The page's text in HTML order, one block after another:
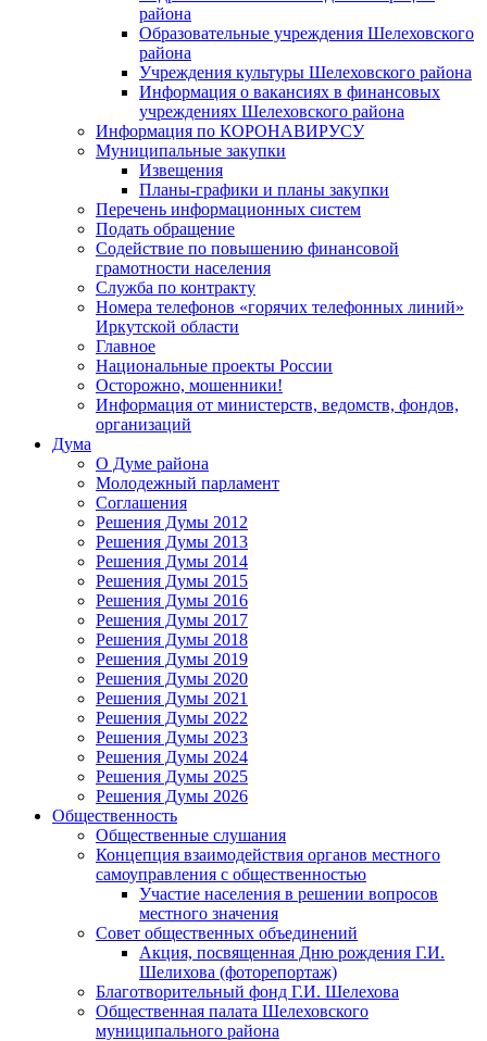
района
Образовательные учреждения Шелеховского
района
Учреждения культуры Шелеховского района
Информация о вакансиях в финансовых
учреждениях Шелеховского района
Информация по КОРОНАВИРУСУ
Муниципальные закупки
Извещения
Планы-графики и планы закупки
Перечень информационных систем
Подать обращение
Содействие по повышению финансовой
грамотности населения
Служба по контракту
Номера телефонов «горячих телефонных линий»
Иркутской области
Главное
Национальные проекты России
Осторожно, мошенники!
Информация от министерств, ведомств, фондов,
организаций
Дума
О Думе района
Молодежный парламент
Соглашения
Решения Думы 2012
Решения Думы 2013
Решения Думы 2014
Решения Думы 2015
Решения Думы 2016
Решения Думы 2017
Решения Думы 2018
Решения Думы 2019
Решения Думы 2020
Решения Думы 2021
Решения Думы 2022
Решения Думы 2023
Решения Думы 2024
Решения Думы 2025
Решения Думы 2026
Общественность
Общественные слушания
Концепция взаимодействия органов местного
самоуправления с общественностью
Участие населения в решении вопросов
местного значения
Совет общественных объединений
Акция, посвященная Дню рождения Г.И.
Шелихова (фоторепортаж)
Благотворительный фонд Г.И. Шелехова
Общественная палата Шелеховского
муниципального района